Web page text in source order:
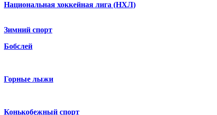
Национальная хоккейная лига (НХЛ)
Зимний спорт
Бобслей
Горные лыжи
Конькобежный спорт